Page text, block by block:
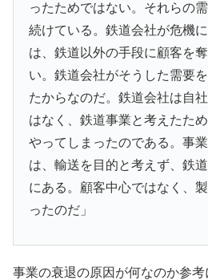
ったためではない。それらの
続けている。鉄道会社が危機
は、鉄道以外の手段に顧客を
い。鉄道会社がそうした需要
たからなのだ。鉄道会社は自
はなく、鉄道事業と考えたた
やってしまったのである。事
は、輸送を目的と考えず、鉄
にある。顧客中心ではなく、
ったのだ」
事業の衰退の原因が何なのか参考